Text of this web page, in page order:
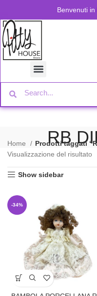
Benvenuti in
RB
Home
Prodotti taggati
Visualizzazione del risultato
Show sidebar
-34%